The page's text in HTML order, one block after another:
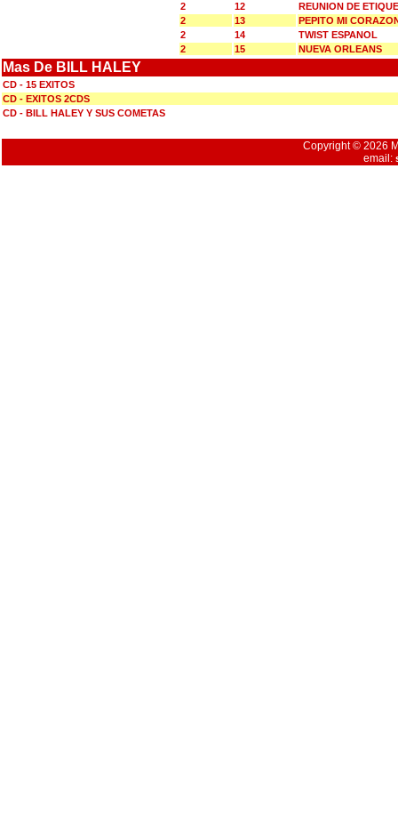
2
12
REUNION DE
2
13
PEPITO MI
2
14
TWIST ESPANOL
2
15 NUEVA ORLEANS
Mas De BILL HALEY
CD - 15 EXITOS
CD - EXITOS 2CDS
CD - BILL HALEY Y SUS COMETAS
Copyright © 2026
email: